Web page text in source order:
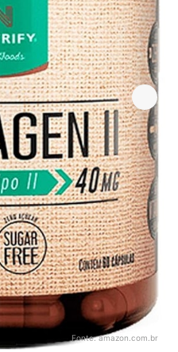
Fonte:amazon.com.br